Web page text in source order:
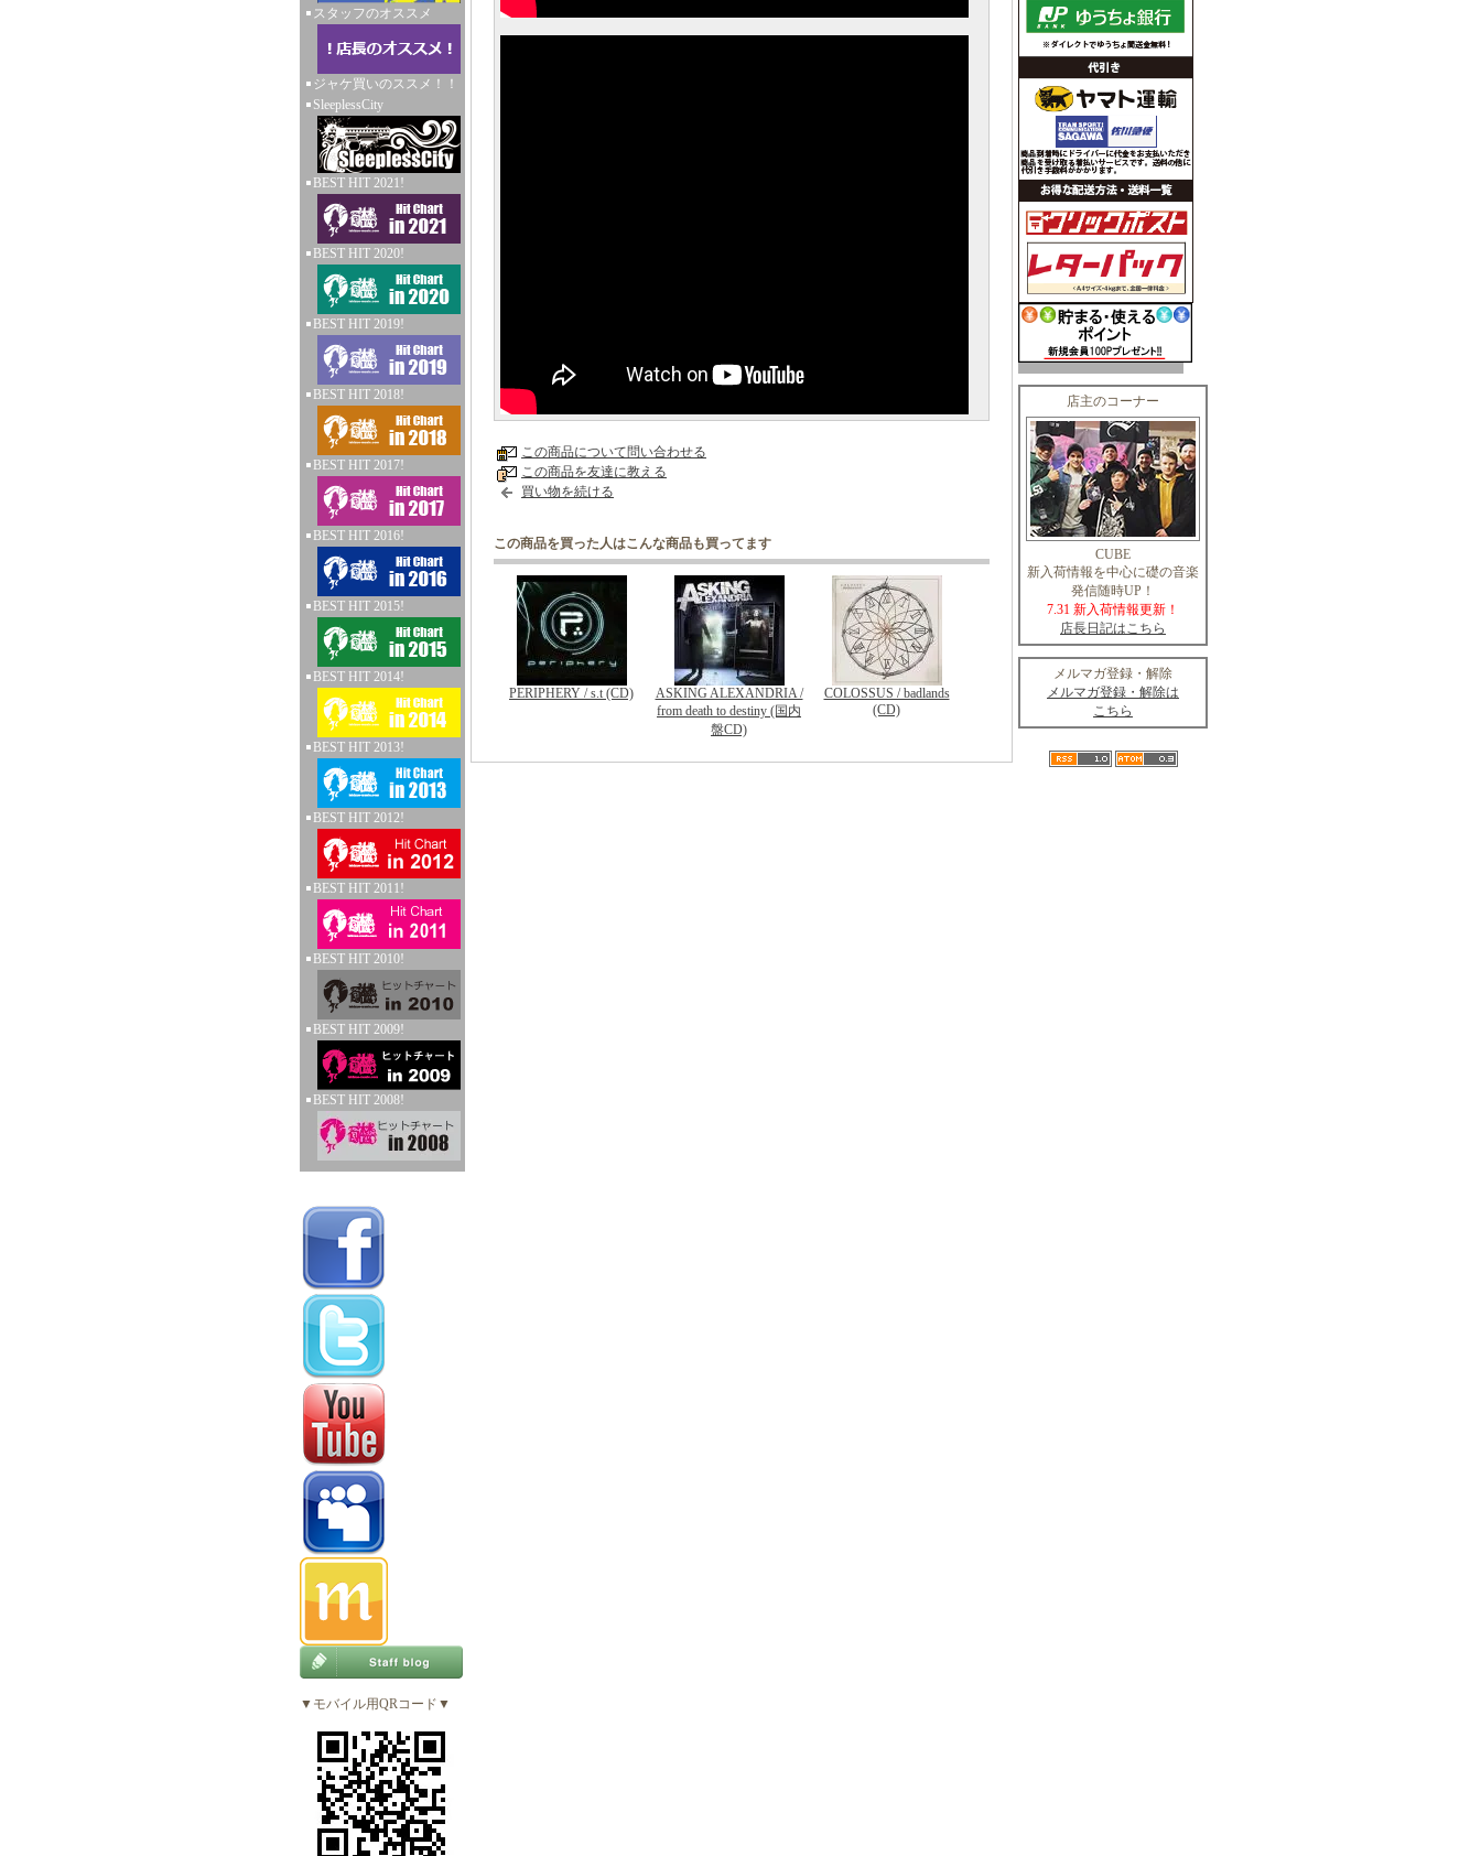
スタッフのオススメ
ジャケ買いのススメ！！
SleeplessCity
BEST HIT 2021!
BEST HIT 2020!
BEST HIT 2019!
BEST HIT 2018!
BEST HIT 2017!
BEST HIT 2016!
BEST HIT 2015!
BEST HIT 2014!
BEST HIT 2013!
BEST HIT 2012!
BEST HIT 2011!
BEST HIT 2010!
BEST HIT 2009!
BEST HIT 2008!
▼モバイル用QRコード▼
この商品について問い合わせる
この商品を友達に教える
買い物を続ける
この商品を買った人はこんな商品も買ってます
PERIPHERY / s.t (CD)
ASKING ALEXANDRIA /
from death to destiny (国内
盤CD)
COLOSSUS / badlands
(CD)
店主のコーナー
CUBE
新入荷情報を中心に礎の音楽
発信随時UP！
7.31 新入荷情報更新！
店長日記はこちら
メルマガ登録・解除
メルマガ登録・解除は
こちら